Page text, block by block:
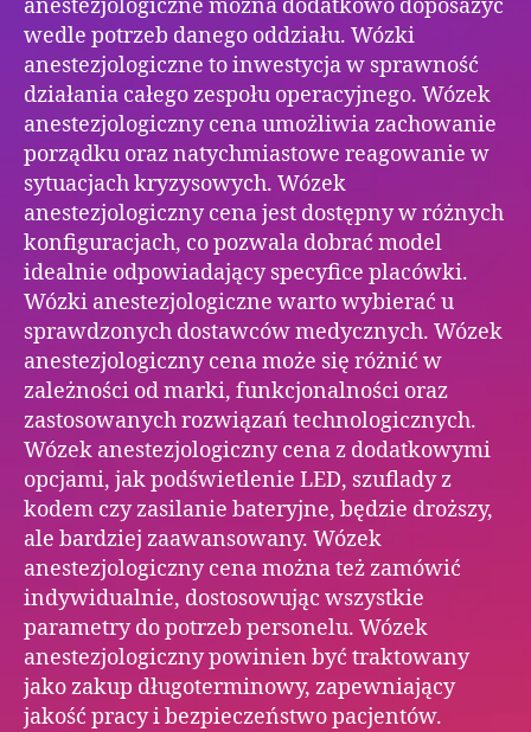
anestezjologiczne można dodatkowo doposażyć
wedle potrzeb danego oddziału. Wózki
anestezjologiczne to inwestycja w sprawność
działania całego zespołu operacyjnego. Wózek
anestezjologiczny cena umożliwia zachowanie
porządku oraz natychmiastowe reagowanie w
sytuacjach kryzysowych. Wózek
anestezjologiczny cena jest dostępny w różnych
konfiguracjach, co pozwala dobrać model
idealnie odpowiadający specyfice placówki.
Wózki anestezjologiczne warto wybierać u
sprawdzonych dostawców medycznych. Wózek
anestezjologiczny cena może się różnić w
zależności od marki, funkcjonalności oraz
zastosowanych rozwiązań technologicznych.
Wózek anestezjologiczny cena z dodatkowymi
opcjami, jak podświetlenie LED, szuflady z
kodem czy zasilanie bateryjne, będzie droższy,
ale bardziej zaawansowany. Wózek
anestezjologiczny cena można też zamówić
indywidualnie, dostosowując wszystkie
parametry do potrzeb personelu. Wózek
anestezjologiczny powinien być traktowany
jako zakup długoterminowy, zapewniający
jakość pracy i bezpieczeństwo pacjentów.